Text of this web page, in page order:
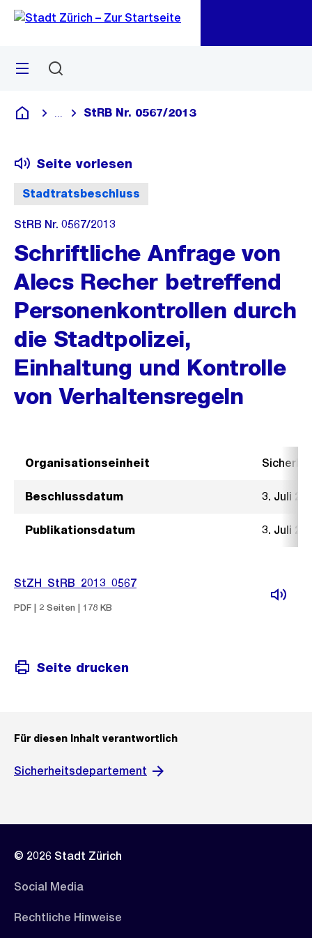
Navigation
Sprunglink
Menü
Deutsch
Blende alle Breadcrumbs ein
StRB Nr. 0567/2013
Stadtratsbeschluss
Seite vorlesen
StRB Nr. 0567/2013
Schriftliche Anfrage von
Alecs Recher betreffend
Personenkontrollen durch
die Stadtpolizei,
Einhaltung und Kontrolle
von Verhaltensregeln
Organisationseinheit
Beschlussdatum 3. Juli
Publikationsdatum 3. Juli
StZH_StRB_2013_0567
PDF | 2 Seiten | 178 KB
Seite drucken
Für diesen Inhalt verantwortlich
Sicherheitsdepartement
© 2026 Stadt Zürich
Social Media
Rechtliche Hinweise